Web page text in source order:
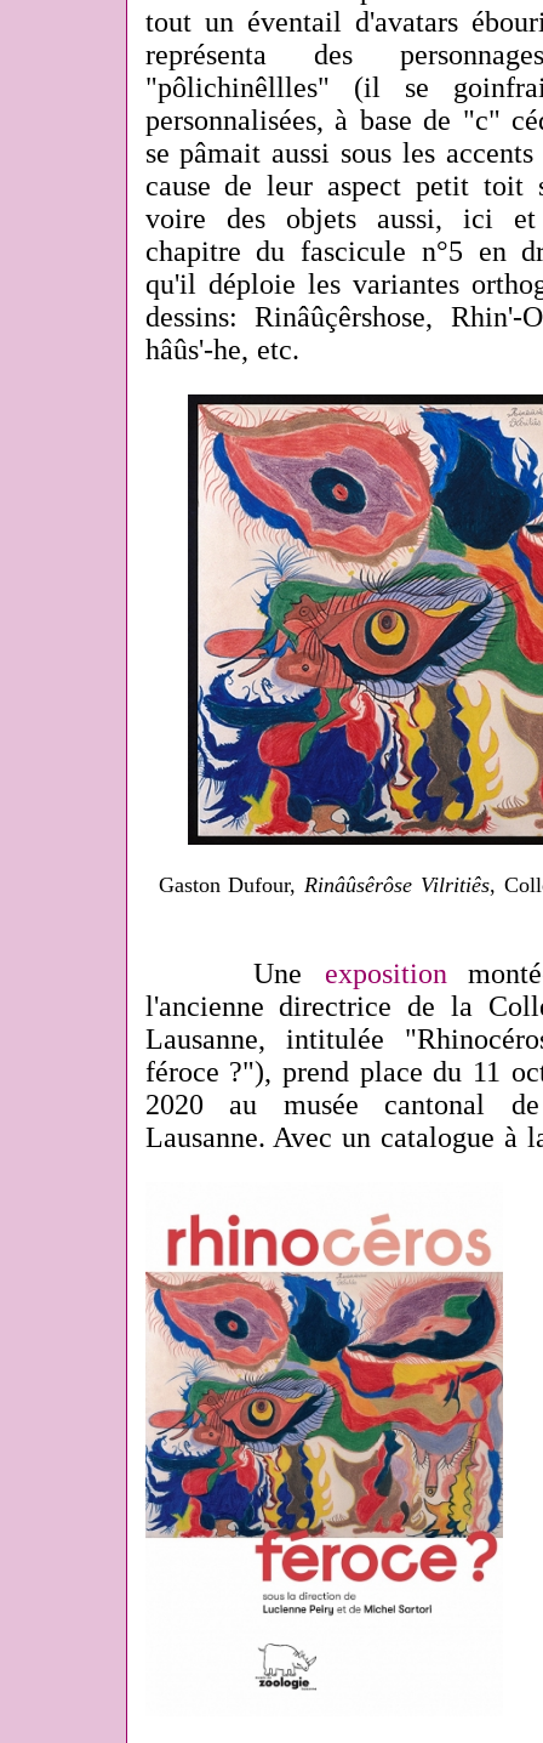
tout un éventail d'avatars
représenta des
"pôlichinêllles" (il se
personnalisées, à base de "c"
se pâmait aussi sous les
cause de leur aspect petit toit
voire des objets aussi, ici
chapitre du fascicule n°5 en
qu'il déploie les variantes
dessins: Rinâûçêrshose, Rhin'-
hâûs'-he, etc.
Gaston Dufour,Rinâûsêrôse Vilritiês,
Une exposition
l'ancienne directrice de la
Lausanne, intitulée
féroce ?"), prend place du 11
2020 au musée cantonal
Lausanne. Avec un catalogue à